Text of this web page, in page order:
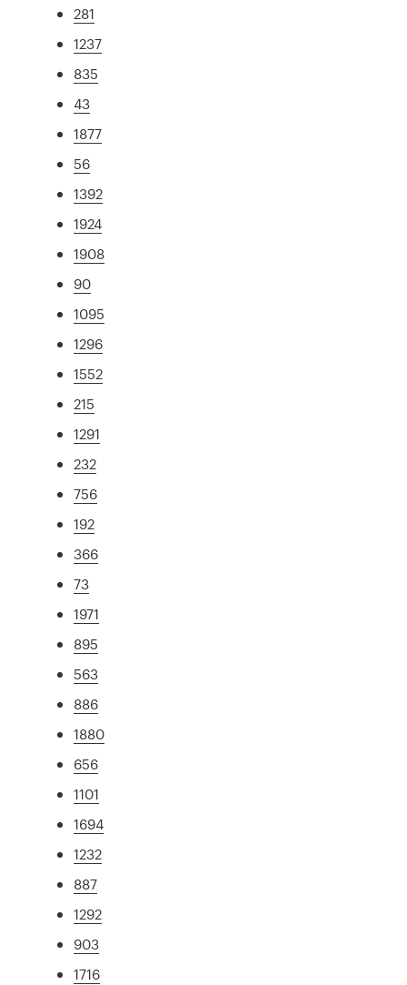
281
1237
835
43
1877
56
1392
1924
1908
90
1095
1296
1552
215
1291
232
756
192
366
73
1971
895
563
886
1880
656
1101
1694
1232
887
1292
903
1716